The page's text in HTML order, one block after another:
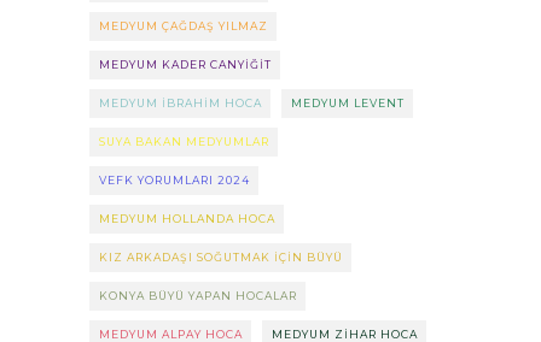
MEDYUM ÇAĞDAŞ YILMAZ
MEDYUM KADER CANYIĞIT
MEDYUM IBRAHIM HOCA MEDYUM LEVENT
SUYA BAKAN MEDYUMLAR
VEFK YORUMLARI 2024
MEDYUM HOLLANDA HOCA
KIZ ARKADAŞI SOĞUTMAK IÇIN BÜYÜ
KONYA BÜYÜ YAPAN HOCALAR
MEDYUM ALPAY HOCA MEDYUM ZIHAR HOCA